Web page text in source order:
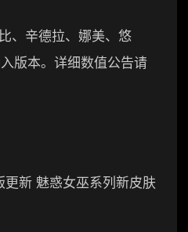
辛德拉、娜美、悠
版本。详细数值公告请